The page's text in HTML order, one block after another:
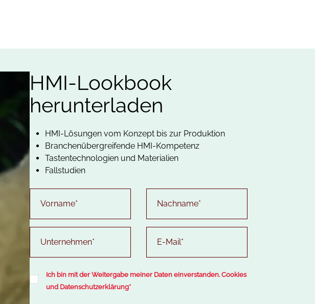
HMI-Lookbook
herunterladen
HMI-Lösungen vom Konzept bis zur Produktion
Branchenübergreifende HMI-Kompetenz
Tastentechnologien und Materialien
Fallstudien
Ich bin mit der Weitergabe meiner Daten einverstanden.Cookies
und Datenschutzerklärung*